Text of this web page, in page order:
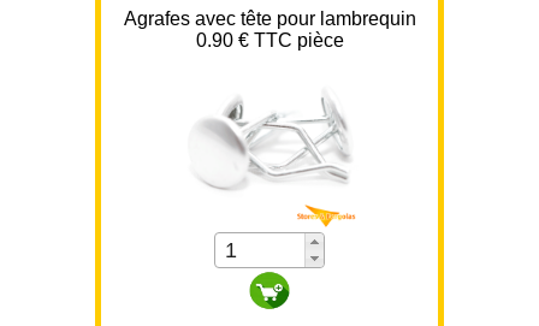
Agrafes avec tête pour lambrequin
0.90 € TTC pièce